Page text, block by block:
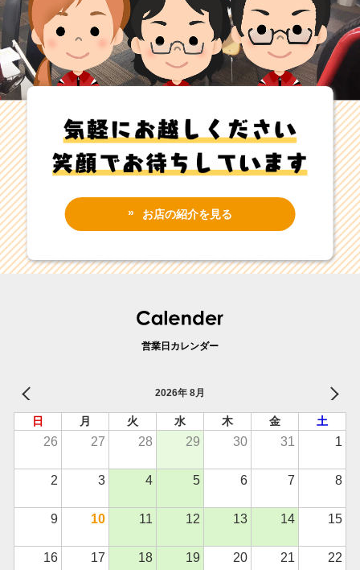
お店の紹介を見る
営業日カレンダー
2026年 8月
日 月 火 水 木 金 土
26 27 28 29 30 31 1
2 3 4 5 6 7 8
9 10 11 12 13 14 15
16 17 18 19 20 21 22